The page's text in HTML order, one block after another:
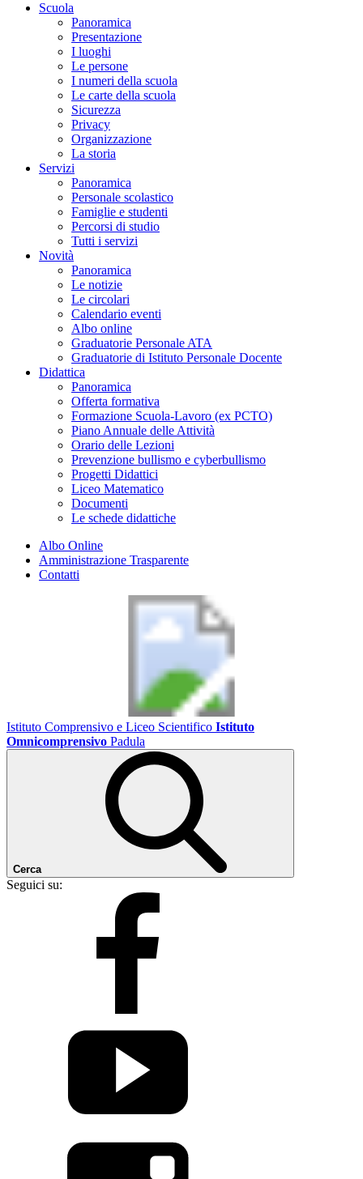
Scuola
Panoramica
Presentazione
I luoghi
Le persone
I numeri della scuola
Le carte della scuola
Sicurezza
Privacy
Organizzazione
La storia
Servizi
Panoramica
Personale scolastico
Famiglie e studenti
Percorsi di studio
Tutti i servizi
Novità
Panoramica
Le notizie
Le circolari
Calendario eventi
Albo online
Graduatorie Personale ATA
Graduatorie di Istituto Personale Docente
Didattica
Panoramica
Offerta formativa
Formazione Scuola-Lavoro (ex PCTO)
Piano Annuale delle Attività
Orario delle Lezioni
Prevenzione bullismo e cyberbullismo
Progetti Didattici
Liceo Matematico
Documenti
Le schede didattiche
Albo Online
Amministrazione Trasparente
Contatti
Istituto Comprensivo e Liceo Scientifico Istituto
Omnicomprensivo Padula
Cerca
Seguici su: